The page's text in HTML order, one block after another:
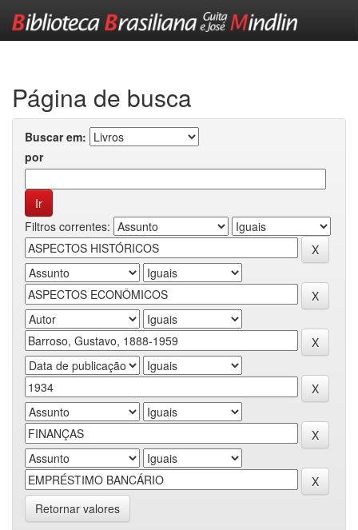
Página de busca
Buscar em:
por
Filtros correntes:
Retornar valores